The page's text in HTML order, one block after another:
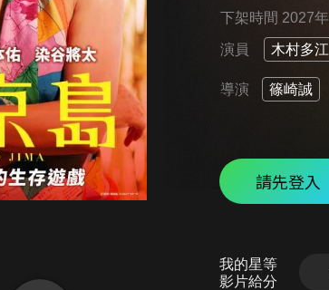
下架時間 2027
演員 木村多江
導演 篠崎誠
請先登入
我的星等
影片給分